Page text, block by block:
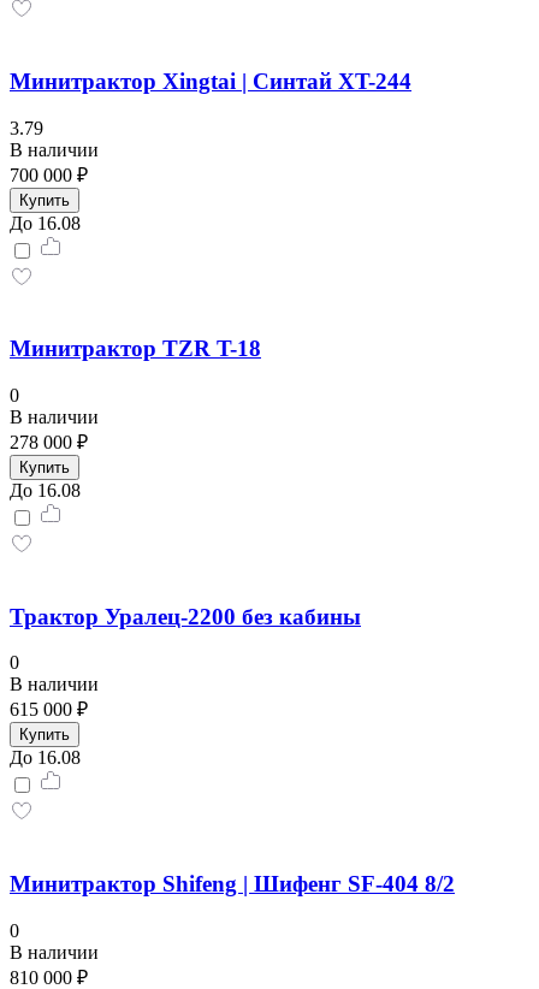
Минитрактор Xingtai | Синтай XT-244
3.79
В наличии
700 000 ₽
Купить
До 16.08
Минитрактор TZR T-18
0
В наличии
278 000 ₽
Купить
До 16.08
Трактор Уралец-2200 без кабины
0
В наличии
615 000 ₽
Купить
До 16.08
Минитрактор Shifeng | Шифенг SF-404 8/2
0
В наличии
810 000 ₽